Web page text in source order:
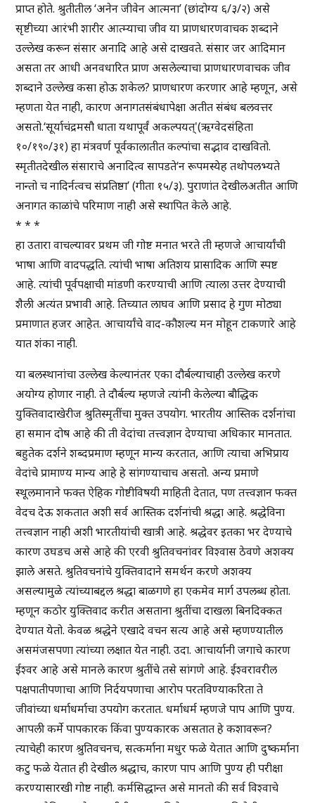
प्राप्त होते. श्रुतीतील ‘अनेन जीवेन आत्मना’ (छांदोग्य ६/३/२) असे
सृष्टीच्या आरंभी शारीर आत्म्याचा जीव या प्राणधारणवाचक शब्दाने
उल्लेख करून संसार अनादि आहे असे दाखवते. संसार जर आदिमान
असता तर आधी अनवधारित प्राण असलेल्याचा प्राणधारणवाचक जीव
शब्दाने उल्लेख कसा होऊ शकेल? प्राणधारण करणार आहे म्हणून, असे
म्हणता येत नाही, कारण अनागतसंबंधापेक्षा अतीत संबंध बलवत्तर
असतो.‘सूर्याचंद्रमसौ धाता यथापूर्वं अकल्पयत्'(ऋग्वेदसंहिता
१०/१९०/३१) हा मंत्रवर्ण पूर्वकालातीत कल्पांचा सद्भाव दाखवितो.
स्मृतीतदेखील संसाराचे अनादित्व सापडते‘न रूपमस्येह तथोपलभ्यते
नान्तो च नादिर्नत्वच संप्रतिष्ठा’ (गीता १५/३). पुराणांत देखीलअतीत आणि
अनागत काळांचे परिमाण नाही असे स्थापित केले आहे.
* * *
हा उतारा वाचल्यावर प्रथम जी गोष्ट मनात भरते ती म्हणजे आचार्यांची
भाषा आणि वादपद्धति. त्यांची भाषा अतिशय प्रासादिक आणि स्पष्ट
आहे. त्यांची पूर्वपक्षाची मांडणी करण्याची आणि त्याला उत्तर देण्याची
शैली अत्यंत प्रभावी आहे. तिच्यात लाघव आणि प्रसाद हे गुण मोठ्या
प्रमाणात हजर आहेत. आचार्यांचे वाद-कौशल्य मन मोहून टाकणारे आहे
यात शंका नाही.
या बलस्थानांचा उल्लेख केल्यानंतर एका दौर्बल्याचाही उल्लेख करणे
अयोग्य होणार नाही. ते दौर्बल्य म्हणजे त्यांनी केलेल्या बौद्धिक
युक्तिवादाखेरीज श्रुतिस्मृतींचा मुक्त उपयोग. भारतीय आस्तिक दर्शनांचा
हा समान दोष आहे की ती वेदांचा तत्त्वज्ञान देण्याचा अधिकार मानतात.
बहुतेक दर्शने शब्दप्रमाण म्हणून मान्य करतात, आणि त्याचा अभिप्राय
वेदांचे प्रामाण्य मान्य आहे हे सांगण्याचाच असतो. अन्य प्रमाणे
स्थूलमानाने फक्त ऐहिक गोष्टीविषयी माहिती देतात, पण तत्त्वज्ञान फक्त
वेदच देऊ शकतात अशी सर्व आस्तिक दर्शनांची श्रद्धा आहे. श्रद्धेविना
तत्त्वज्ञान नाही अशी भारतीयांची खात्री आहे. श्रद्धेवर इतका भर देण्याचे
कारण उघडच असे आहे की एरवी श्रुतिवचनांवर विश्वास ठेवणे अशक्य
झाले असते. श्रुतिवचनांचे युक्तिवादाने समर्थन करणे अशक्य
असल्यामुळे त्यांच्याबद्दल श्रद्धा बाळगणे हा एकमेव मार्ग उपलब्ध होता.
म्हणून कठोर युक्तिवाद करीत असताना श्रुतींचा दाखला बिनदिक्कत
देण्यात येतो. केवळ श्रद्धेने एखादे वचन सत्य आहे असे म्हणण्यातील
असमंजसपणा त्यांच्या लक्षात येत नाही. उदा. आचार्यानी जगाचे कारण
ईश्वर आहे असे मानले कारण श्रुतींचे तसे सांगणे आहे. ईश्वरावरील
पक्षपातीपणाचा आणि निर्दयपणाचा आरोप परतविण्याकरिता ते
जीवांच्या धर्माधर्माचा उपयोग करतात. धर्माधर्म म्हणजे पाप आणि पुण्य.
आपली कर्मे पापकारक किंवा पुण्यकारक असतात हे कशावरून?
त्याचेही कारण श्रुतिवचनच, सत्कर्माना मधुर फळे येतात आणि दुष्कर्माना
कटु फळे येतात ही देखील श्रद्धाच, कारण पाप आणि पुण्य ही परीक्षा
करण्यासारखी गोष्ट नाही. कर्मसिद्धान्त असे मानतो की सर्व विश्वाचे